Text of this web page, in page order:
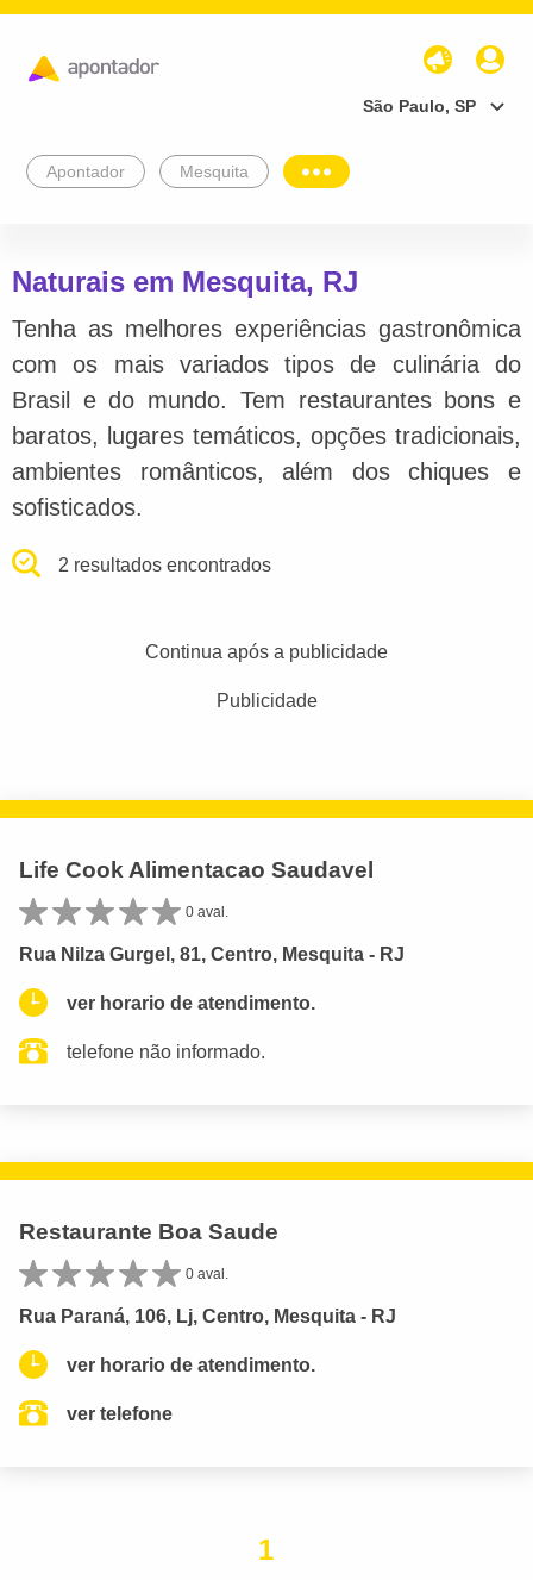
São Paulo, SP
Apontador Mesquita
Naturais em Mesquita, RJ
Tenha as melhores experiências gastronômica
com os mais variados tipos de culinária do
Brasil e do mundo. Tem restaurantes bons e
baratos, lugares temáticos, opções tradicionais,
ambientes românticos, além dos chiques e
sofisticados.
2 resultados encontrados
Continua após a publicidade
Publicidade
Life Cook Alimentacao Saudavel
0 aval.
Rua Nilza Gurgel, 81, Centro, Mesquita - RJ
ver horario de atendimento.
telefone não informado.
Restaurante Boa Saude
0 aval.
Rua Paraná, 106, Lj, Centro, Mesquita - RJ
ver horario de atendimento.
ver telefone
1